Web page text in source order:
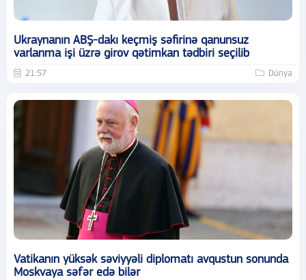
Ukraynanın ABŞ-dakı keçmiş səfirinə qanunsuz
varlanma işi üzrə girov qətimkan tədbiri seçilib
21:57 Dünya
Vatikanın yüksək səviyyəli diplomatı avqustun sonunda
Moskvaya səfər edə bilər